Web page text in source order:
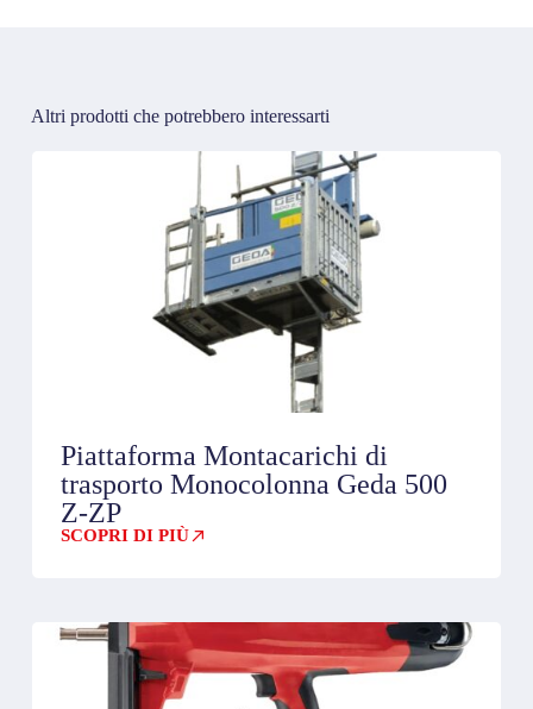
Altri prodotti che potrebbero interessarti
Piattaforma Montacarichi di
trasporto Monocolonna Geda 500
Z-ZP
SCOPRI DI PIÙ